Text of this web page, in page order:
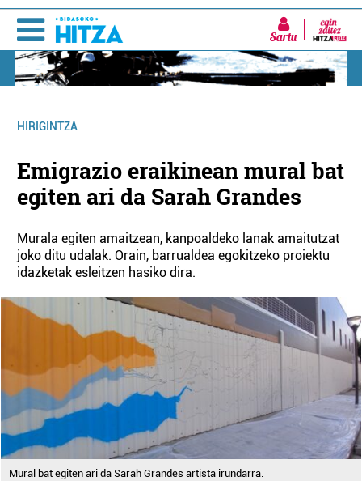
Sartu
HIRIGINTZA
Emigrazio eraikinean mural bat
egiten ari da Sarah Grandes
Murala egiten amaitzean, kanpoaldeko lanak amaitutzat
joko ditu udalak. Orain, barrualdea egokitzeko proiektu
idazketak esleitzen hasiko dira.
Mural bat egiten ari da Sarah Grandes artista irundarra.